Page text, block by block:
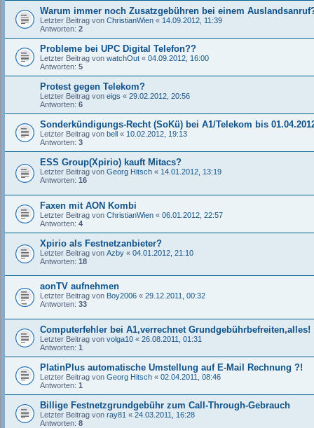
Warum immer noch Zusatzgebühren bei einem
Letzter Beitrag von ChristianWien « 14.09.2012, 11:39
Antworten: 2
Probleme bei UPC Digital Telefon??
Letzter Beitrag von watchOut « 04.09.2012, 16:00
Antworten: 5
Protest gegen Telekom?
Letzter Beitrag von eigs « 29.02.2012, 20:56
Antworten: 6
Sonderkündigungs-Recht (SoKü) bei A1/Telekom bis
Letzter Beitrag von bell « 10.02.2012, 19:13
Antworten: 3
ESS Group(Xpirio) kauft Mitacs?
Letzter Beitrag von Georg Hitsch « 14.01.2012, 13:19
Antworten: 16
Faxen mit AON Kombi
Letzter Beitrag von ChristianWien « 06.01.2012, 22:57
Antworten: 4
Xpirio als Festnetzanbieter?
Letzter Beitrag von Azby « 04.01.2012, 21:10
Antworten: 18
aonTV aufnehmen
Letzter Beitrag von Boy2006 « 29.12.2011, 00:32
Antworten: 33
Computerfehler bei A1,verrechnet Grundgebührbefreiten,alles!
Letzter Beitrag von volga10 « 26.08.2011, 01:31
Antworten: 1
PlatinPlus automatische Umstellung auf E-Mail Rechnung ?!
Letzter Beitrag von Georg Hitsch « 02.04.2011, 08:46
Antworten: 1
Billige Festnetzgrundgebühr zum Call-Through-Gebrauch
Letzter Beitrag von ray81 « 24.03.2011, 16:28
Antworten: 8